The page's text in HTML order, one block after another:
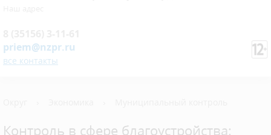
priem@nzpr.ru
все контакты
Контроль в сфере благоустройства: